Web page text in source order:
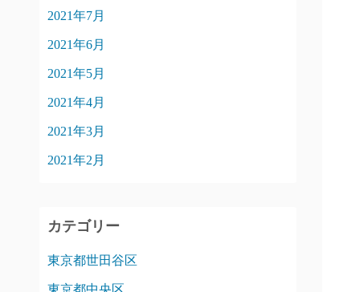
2021年7月
2021年6月
2021年5月
2021年4月
2021年3月
2021年2月
カテゴリー
東京都世田谷区
東京都中央区